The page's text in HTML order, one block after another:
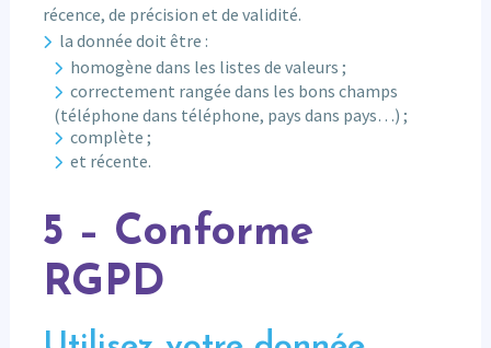
récence, de précision et de validité.
la donnée doit être :
homogène dans les listes de valeurs ;
correctement rangée dans les bons champs
(téléphone dans téléphone, pays dans pays…) ;
complète ;
et récente.
5 – Conforme
RGPD